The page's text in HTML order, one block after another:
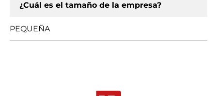
¿Cuál es el tamaño de la empresa?
PEQUEÑA